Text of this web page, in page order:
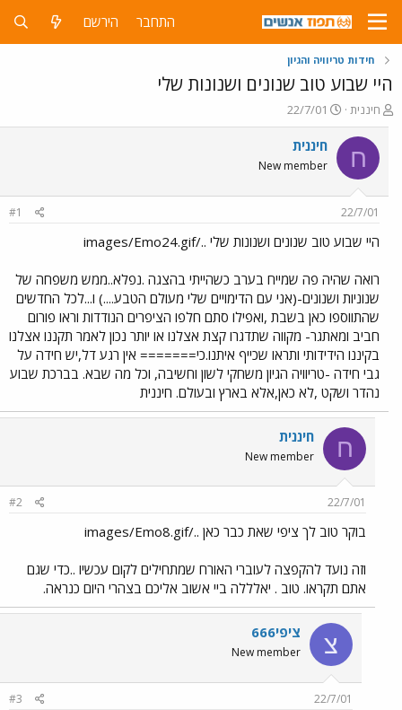
התחבר הירשם
חידות טריוויה והגיון
היי שבוע טוב שנונים ושנונות שלי
פ
ו
ת
ח
ה
ש
א
חיננית
פ
ו
ר
ם
ר
22/7/01
ח חיננית
New member
22/7/01
#1
היי שבוע טוב שנונים ושנונות שלי ../images/Emo24.gif
רואה שהיה פה שמייח בערב כשהייתי בהצגה .נפלא..ממש משפחה של
שנוניות ושנונים-(אני עם הדימויים שלי מעולם הטבע....) ו...לכל החדשים
שהתווספו כאן בשבת ,ואפילו סתם חלפו הציפרים הנודדות וראו פורום
חביב ומאתגר- מקווה שתדגרו קצת אצלנו או יותר נכון לאמר תקננו אצלנו
בקיננו הידידותי ותראו שכייף איתנו.כי======= אין רגע דל,יש חידה על
גבי חידה -טריוויה הגיון משחקי לשון וחשיבה, וכל מה שבא. בברכת שבוע
נהדר ושקט ,לא כאן,אלא בארץ ובעולם. חיננית
ח חיננית
New member
22/7/01
#2
בוקר טוב לך ציפי שאת כבר כאן ../images/Emo8.gif
וזה נועד להקפצה לעוברי האורח שמתחילים לקום עכשיו ..כדי שגם
אתם תקראו. טוב . יאלללה ביי אשוב אליכם בצהרי היום כנראה.
צ ציפי666
New member
22/7/01
#3